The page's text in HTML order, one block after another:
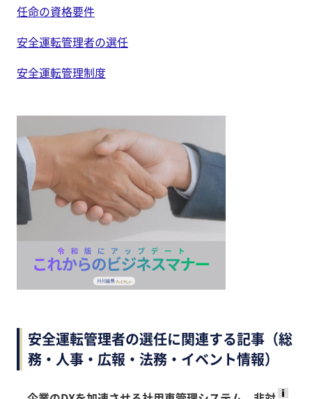
任命の資格要件
安全運転管理者の選任
安全運転管理制度
安全運転管理者の選任に関連する記事（総
務・人事・広報・法務・イベント情報）